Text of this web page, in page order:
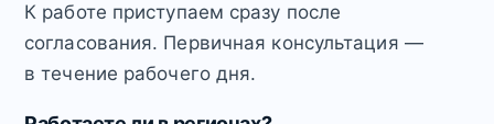
К работе приступаем сразу после
согласования. Первичная консультация —
в течение рабочего дня.